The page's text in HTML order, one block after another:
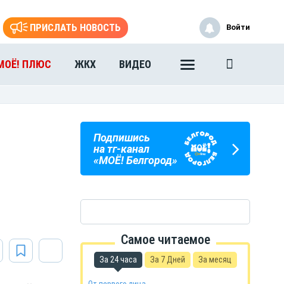
ПРИСЛАТЬ НОВОСТЬ
ПЛЮС ЖКХ ВИДЕО
Войти
Подпишись
на тг-канал
«МОЁ! Белгород»
ПОГОДА
В БЕЛГОРОДЕ
ГОРОСКОП
НА КАЖДЫЙ ДЕНЬ
Самое читаемое
За 24 часа За 7 Дней За месяц